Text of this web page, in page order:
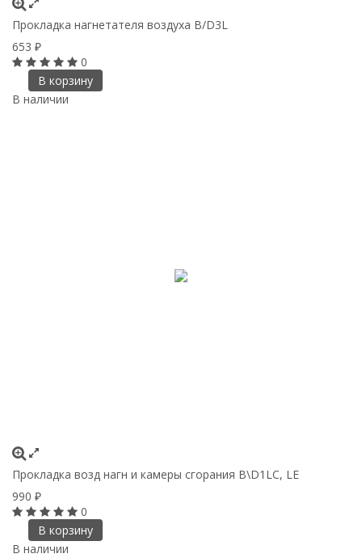
Прокладка нагнетателя воздуха B/D3L
653 ₽
0
В корзину
В наличии
Прокладка возд нагн и камеры сгорания B\D1LС, LE
990 ₽
0
В корзину
В наличии